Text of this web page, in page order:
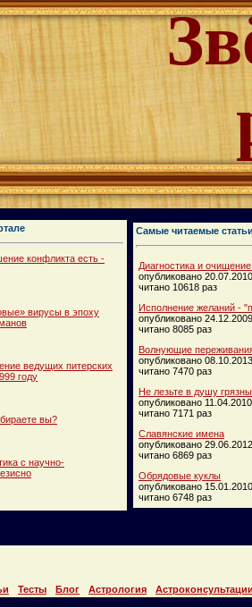
конфликта есть -
вирусы в эпоху
ведущих питерских
году
вы?
с научно-
Самые читаемые
Диагностика и
опубликовано 20.07.2010
читано 10618 раз
Исполнение желаний -
опубликовано 24.12.2009
читано 8085 раз
Волнующие
опубликовано 08.10.2013
читано 7470 раз
Не лезьте в душу
опубликовано 11.04.2010
читано 7171 раз
Славянские имена
опубликовано 29.06.2012
читано 6869 раз
Обрядовые куклы
опубликовано 15.01.2010
читано 6748 раз
Тесты Блог Астрология